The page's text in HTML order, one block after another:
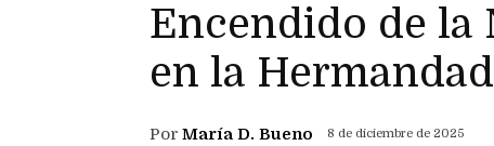
Encendido de la
en la
Por María D. Bueno 8 de diciembre de 2025